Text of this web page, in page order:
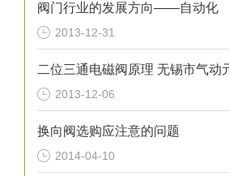
阀门行业的发展方向——自动化
2013-12-31
2013-12-06
换向阀选购应注意的问题
2014-04-10